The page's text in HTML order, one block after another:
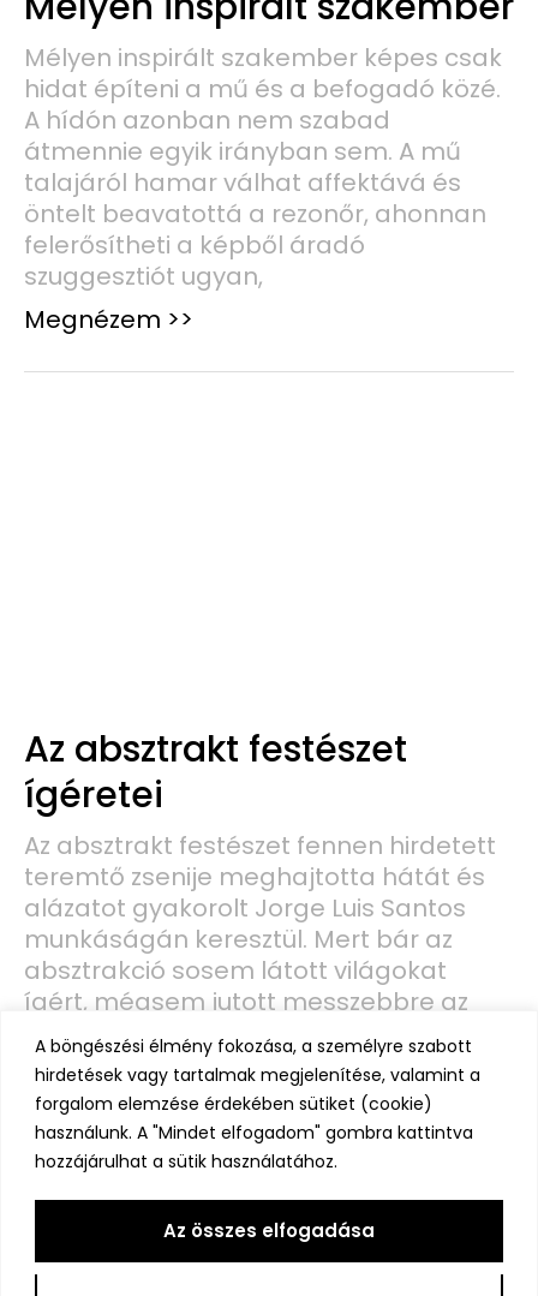
A böngészési élmény fokozása, a személyre szabott
hirdetések vagy tartalmak megjelenítése, valamint a
forgalom elemzése érdekében sütiket (cookie)
használunk. A "Mindet elfogadom" gombra kattintva
hozzájárulhat a sütik használatához.
Az összes elfogadása
Mélyen inspirált szakember képes csak
hidat építeni a mű és a befogadó közé.
A hídón azonban nem szabad
átmennie egyik irányban sem. A mű
talajáról hamar válhat affektává és
öntelt beavatottá a rezonőr, ahonnan
felerősítheti a képből áradó
szuggesztiót ugyan,
Megnézem >>
Az absztrakt festészet
ígéretei
Az absztrakt festészet fennen hirdetett
teremtő zsenije meghajtotta hátát és
alázatot gyakorolt Jorge Luis Santos
munkáságán keresztül. Mert bár az
absztrakció sosem látott világokat
ígért, mégsem jutott messzebbre az
őskornál. És bár az eleddig ismert és
unott valóság és annak
Megnézem >>